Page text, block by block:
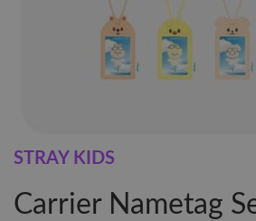
STRAY KIDS
Carrier Nametag